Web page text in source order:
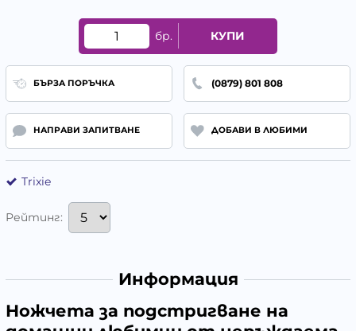
бр. КУПИ
БЪРЗА ПОРЪЧКА (0879) 801 808
НАПРАВИ ЗАПИТВАНЕ ДОБАВИ В ЛЮБИМИ
Trixie
Рейтинг:
Информация
Ножчета за подстригване на